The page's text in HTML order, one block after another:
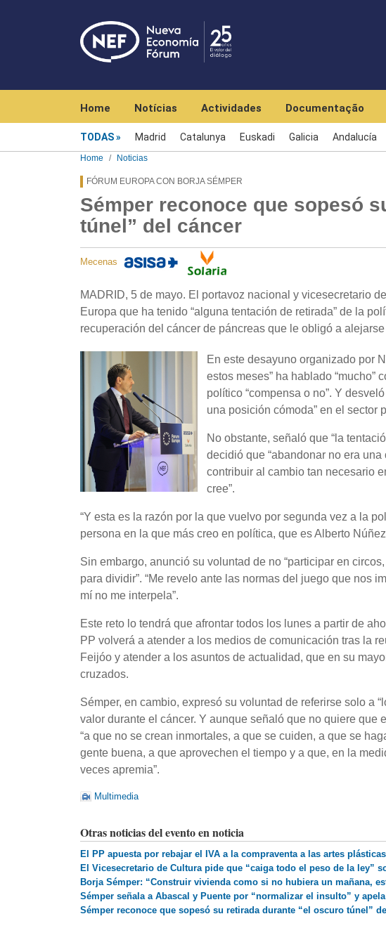
Home Notícias Actividades Documentação
TODAS Madrid Catalunya Euskadi Galicia Andalucía
Home Noticias
FÓRUM EUROPA CON BORJA SÉMPER
Sémper reconoce que sopesó
túnel” del cáncer
Mecenas
MADRID, 5 de mayo. El portavoz nacional y vicesecretario
Europa que ha tenido “alguna tentación de retirada” de la
recuperación del cáncer de páncreas que le obligó a
En este desayuno organizado por
estos meses” ha hablado “mucho”
político “compensa o no”. Y
una posición cómoda” en el sector
No obstante, señaló que “la
decidió que “abandonar no era
contribuir al cambio tan necesario
cree”.
“Y esta es la razón por la que vuelvo por segunda vez a la
persona en la que más creo en política, que es Alberto
Sin embargo, anunció su voluntad de no “participar en
para dividir”. “Me revelo ante las normas del juego que nos
mí no me interpela”.
Este reto lo tendrá que afrontar todos los lunes a partir de
PP volverá a atender a los medios de comunicación tras la
Feijóo y atender a los asuntos de actualidad, que en su
cruzados.
Sémper, en cambio, expresó su voluntad de referirse solo a
valor durante el cáncer. Y aunque señaló que no quiere que
“a que no se crean inmortales, a que se cuiden, a que se
gente buena, a que aprovechen el tiempo y a que, en la
veces apremia”.
Multimedia
Otras noticias del evento en noticia
El PP apuesta por rebajar el IVA a la compraventa a las artes
El Vicesecretario de Cultura pide que “caiga todo el peso de la ley”
Borja Sémper: “Construir vivienda como si no hubiera un mañana,
Sémper señala a Abascal y Puente por “normalizar el insulto” y
Sémper reconoce que sopesó su retirada durante “el oscuro túnel”